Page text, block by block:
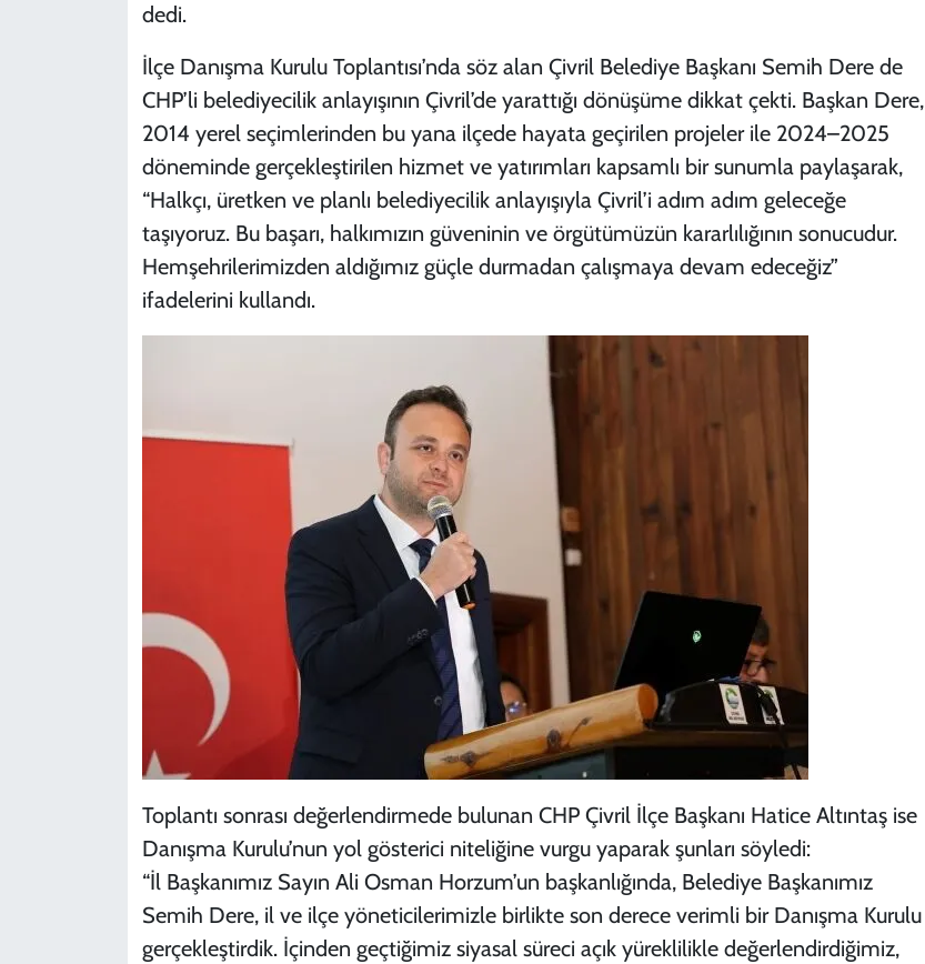
dedi.
İlçe Danışma Kurulu Toplantısı’nda söz alan Çivril Belediye Başkanı Semih Dere de
CHP’li belediyecilik anlayışının Çivril’de yarattığı dönüşüme dikkat çekti. Başkan Dere,
2014 yerel seçimlerinden bu yana ilçede hayata geçirilen projeler ile 2024–2025
döneminde gerçekleştirilen hizmet ve yatırımları kapsamlı bir sunumla paylaşarak,
“Halkçı, üretken ve planlı belediyecilik anlayışıyla Çivril’i adım adım geleceğe
taşıyoruz. Bu başarı, halkımızın güveninin ve örgütümüzün kararlılığının sonucudur.
Hemşehrilerimizden aldığımız güçle durmadan çalışmaya devam edeceğiz”
ifadelerini kullandı.
Toplantı sonrası değerlendirmede bulunan CHP Çivril İlçe Başkanı Hatice Altıntaş ise
Danışma Kurulu’nun yol gösterici niteliğine vurgu yaparak şunları söyledi:
“İl Başkanımız Sayın Ali Osman Horzum’un başkanlığında, Belediye Başkanımız
Semih Dere, il ve ilçe yöneticilerimizle birlikte son derece verimli bir Danışma Kurulu
gerçekleştirdik. İçinden geçtiğimiz siyasal süreci açık yüreklilikle değerlendirdiğimiz,